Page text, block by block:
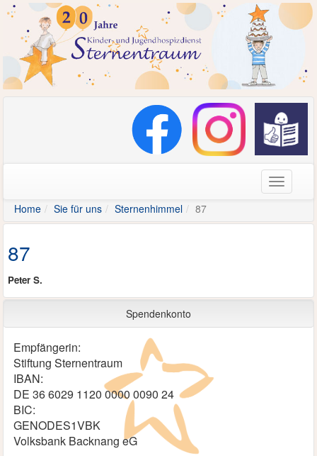
Home
Sie für uns Sternenhimmel 87
87
Peter S.
Spendenkonto
Empfängerin:
Stiftung Sternentraum
IBAN:
DE 36 6029 1120 0000 0090 24
BIC:
GENODES1VBK
Volksbank Backnang eG